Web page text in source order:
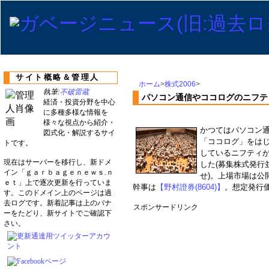
ホーム>株式2006>
パソコン通信やココログのニフ
かつてはパソコン
「ココログ」をは
しているニフティ
した(募集株式発行
せ)。上場市場は公
幹事は 【野村證券(8604)】 。想定発行
スポンサードリンク
サイト概略＆管理人
執筆:不破雷蔵
経済・投資分野を中心
に多種多様な情報を
様々な視点から紹介・
図式化・解説するサイ
トです。
現在はサーバーを移行し、新ドメ
イン「ｇａｒｂａｇｅｎｅｗｓ.ｎ
ｅｔ」上で逐次更新を行っていま
す。このドメイン上のページは過
去ログです。新着記事は上のバナ
ーをたどり、新サイトでご確認下
さい。